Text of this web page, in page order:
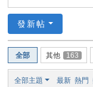
nu
公
社
论
發新帖
全部 其他 163
全部主題 最新 熱門